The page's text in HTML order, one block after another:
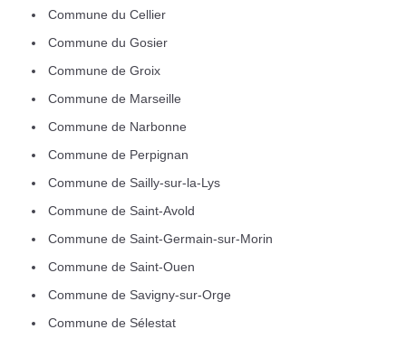
Commune du Cellier
Commune du Gosier
Commune de Groix
Commune de Marseille
Commune de Narbonne
Commune de Perpignan
Commune de Sailly-sur-la-Lys
Commune de Saint-Avold
Commune de Saint-Germain-sur-Morin
Commune de Saint-Ouen
Commune de Savigny-sur-Orge
Commune de Sélestat